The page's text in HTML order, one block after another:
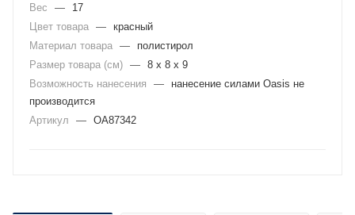
Вес
—
17
Цвет товара — красный
Материал товара —
полистирол
Размер товара (см) — 8 х 8 х 9
Возможность нанесения
—
нанесение силами Oasis не
производится
Артикул
— OA87342